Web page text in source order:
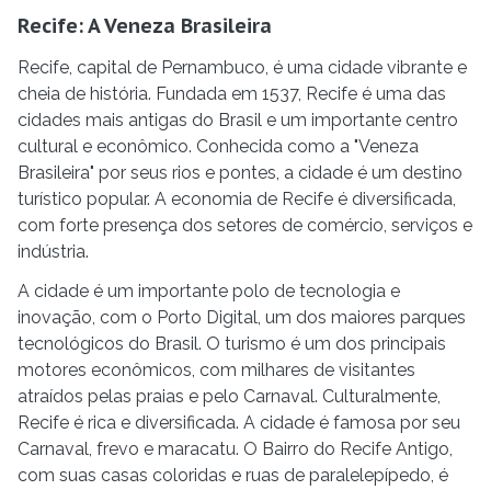
Recife: A Veneza Brasileira
Recife, capital de Pernambuco, é uma cidade vibrante e
cheia de história. Fundada em 1537, Recife é uma das
cidades mais antigas do Brasil e um importante centro
cultural e econômico. Conhecida como a "Veneza
Brasileira" por seus rios e pontes, a cidade é um destino
turístico popular. A economia de Recife é diversificada,
com forte presença dos setores de comércio, serviços e
indústria.
A cidade é um importante polo de tecnologia e
inovação, com o Porto Digital, um dos maiores parques
tecnológicos do Brasil. O turismo é um dos principais
motores econômicos, com milhares de visitantes
atraídos pelas praias e pelo Carnaval. Culturalmente,
Recife é rica e diversificada. A cidade é famosa por seu
Carnaval, frevo e maracatu. O Bairro do Recife Antigo,
com suas casas coloridas e ruas de paralelepípedo, é